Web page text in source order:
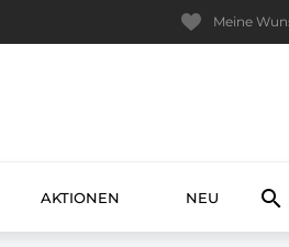
Meine
AKTIONEN NEU 